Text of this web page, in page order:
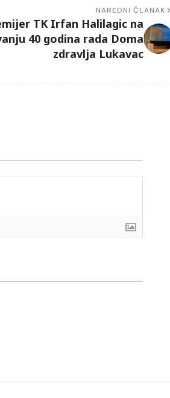
NAREDNI ČLANAK
TK Irfan Halilagic na
40 godina rada Doma
zdravlja Lukavac